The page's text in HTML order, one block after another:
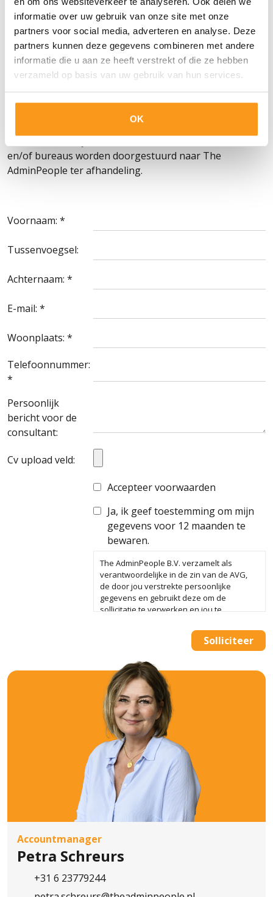
informatie over uw gebruik van onze site met onze
partners voor social media, adverteren en analyse. Deze
partners kunnen deze gegevens combineren met andere
informatie die u aan ze heeft verstrekt of die ze hebben
verzameld op basis van uw gebruik van hun services.
OK
- Gezonde levensstijl: bijdrage werkgever voor sporten
via Bedrijfsfitness Nederland, omdat jouw gezondheid
voorop staat;
- Werken bij een toonaangevend bedrijf: MDB is
onderdeel van TBI, een groep die zich met hart en ziel
inzet voor de maatschappij.
vacature uitbesteed aan The AdminPeople in Woerden.
en/of bureaus worden doorgestuurd naar The
AdminPeople ter afhandeling.
Voornaam: *
Tussenvoegsel:
Achternaam: *
E-mail: *
Woonplaats: *
Telefoonnummer:
*
Persoonlijk
bericht voor de
consultant:
Cv upload veld:
Accepteer voorwaarden
Ja, ik geef toestemming om mijn
gegevens voor 12 maanden te
bewaren.
The AdminPeople B.V. verzamelt als
verantwoordelijke in de zin van de AVG,
de door jou verstrekte persoonlijke
gegevens en gebruikt deze om de
sollicitatie te verwerken en jou te
We bewaren je gegevens in onze
database tot vier weken na beëindiging
ons daarvoor toestemming geeft bewaren
wij je gegevens tot 12 maanden na de
beëindiging van de procedure. Je kan The
AdminPeople B.V. op elk moment
verzoeken jouw gegevens te verwijderen
of de toestemming in te trekken. Meer
informatie vind je in het Privacy Statement
van The AdminPeople B.V..
Solliciteer
Accountmanager
Petra Schreurs
+31 6 23779244